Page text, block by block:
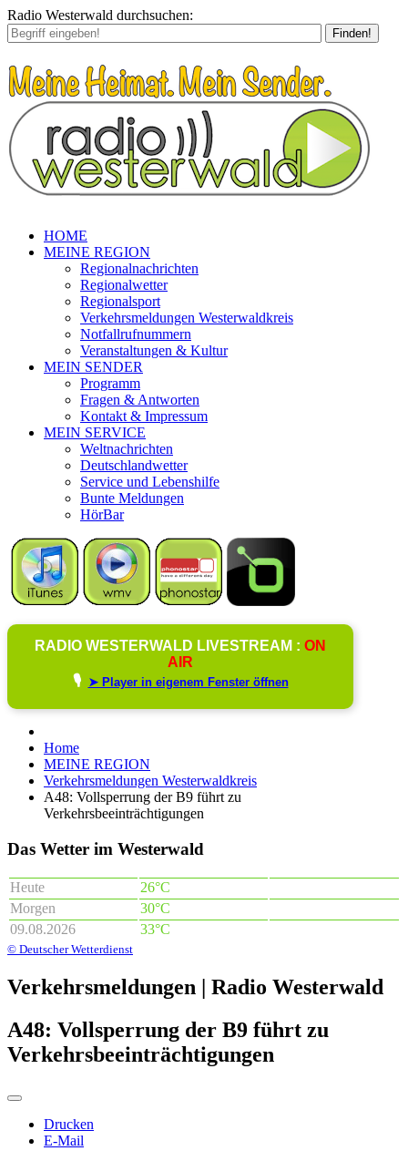
Radio Westerwald durchsuchen:
Finden!
HOME
MEINE REGION
Regionalnachrichten
Regionalwetter
Regionalsport
Verkehrsmeldungen Westerwaldkreis
Notfallrufnummern
Veranstaltungen & Kultur
MEIN SENDER
Programm
Fragen & Antworten
Kontakt & Impressum
MEIN SERVICE
Weltnachrichten
Deutschlandwetter
Service und Lebenshilfe
Bunte Meldungen
HörBar
RADIO WESTERWALD LIVESTREAM : ON
AIR
🎙️ ➤ Player in eigenem Fenster öffnen
Home
MEINE REGION
Verkehrsmeldungen Westerwaldkreis
A48: Vollsperrung der B9 führt zu
Verkehrsbeeinträchtigungen
Das Wetter im Westerwald
Heute
26°C
Morgen
30°C
09.08.2026
33°C
© Deutscher Wetterdienst
Verkehrsmeldungen | Radio Westerwald
A48: Vollsperrung der B9 führt zu
Verkehrsbeeinträchtigungen
Drucken
E-Mail